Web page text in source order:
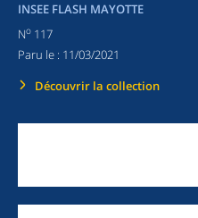
INSEE FLASH MAYOTTE
No 117
Paru le : 11/03/2021
Découvrir la collection